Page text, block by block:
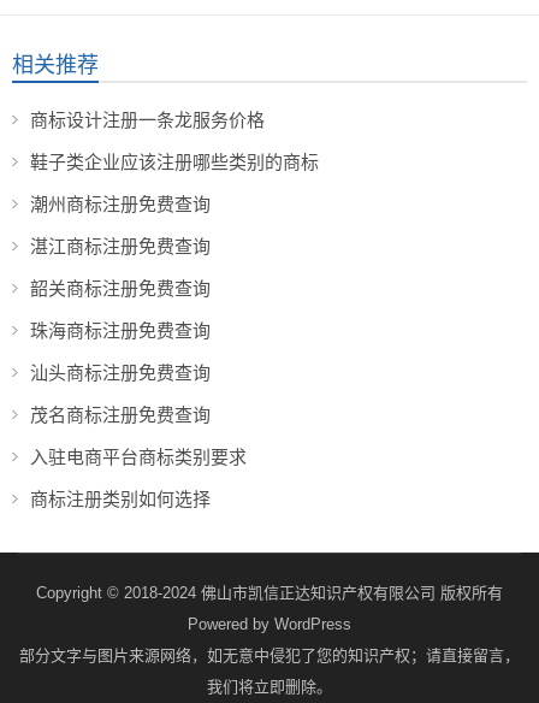
相关推荐
商标设计注册一条龙服务价格
鞋子类企业应该注册哪些类别的商标
潮州商标注册免费查询
湛江商标注册免费查询
韶关商标注册免费查询
珠海商标注册免费查询
汕头商标注册免费查询
茂名商标注册免费查询
入驻电商平台商标类别要求
商标注册类别如何选择
Copyright © 2018-2024 佛山市凯信正达知识产权有限公司 版权所有
Powered by WordPress
部分文字与图片来源网络，如无意中侵犯了您的知识产权；请直接留言，
我们将立即删除。